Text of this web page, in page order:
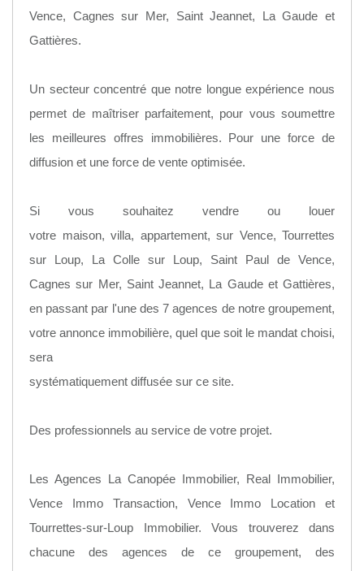
Vence, Cagnes sur Mer, Saint Jeannet, La Gaude et
Gattières.
Un secteur concentré que notre longue expérience nous
permet de maîtriser parfaitement, pour vous soumettre
les meilleures offres immobilières. Pour une force de
diffusion et une force de vente optimisée.
Si vous souhaitez vendre ou louer
votre maison, villa, appartement, sur Vence, Tourrettes
sur Loup, La Colle sur Loup, Saint Paul de Vence,
Cagnes sur Mer, Saint Jeannet, La Gaude et Gattières,
en passant par l'une des 7 agences de notre groupement,
votre annonce immobilière, quel que soit le mandat choisi,
sera
systématiquement diffusée sur ce site.
Des professionnels au service de votre projet.
Les Agences La Canopée Immobilier, Real Immobilier,
Vence Immo Transaction, Vence Immo Location et
Tourrettes-sur-Loup Immobilier. Vous trouverez dans
chacune des agences de ce groupement, des